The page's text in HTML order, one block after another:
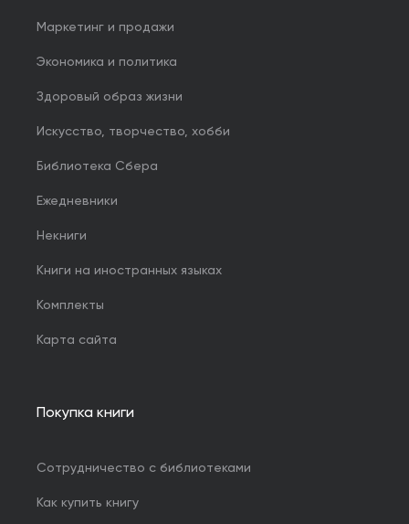
Маркетинг и продажи
Экономика и политика
Здоровый образ жизни
Искусство, творчество, хобби
Библиотека Сбера
Ежедневники
Некниги
Книги на иностранных языках
Комплекты
Карта сайта
Покупка книги
Сотрудничество с библиотеками
Как купить книгу